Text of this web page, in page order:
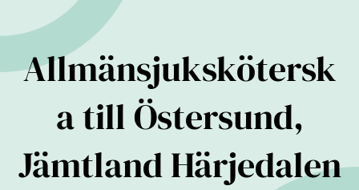
Allmänsjukskötersk
a till Östersund,
Jämtland Härjedalen